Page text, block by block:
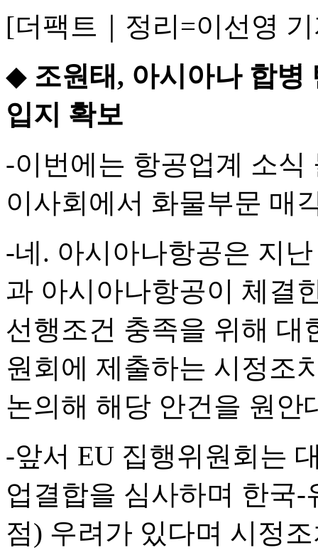
[더팩트｜정리=이선영
◆ 조원태, 아시아나 합
입지 확보
-이번에는 항공업계 소
이사회에서 화물부문 매
-네. 아시아나항공은 지
과 아시아나항공이 체결
선행조건 충족을 위해 대
원회에 제출하는 시정조
논의해 해당 안건을 원
-앞서 EU 집행위원회는
업결합을 심사하며 한국
점) 우려가 있다며 시정